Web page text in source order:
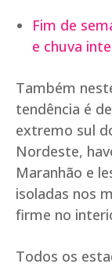
Fim de
e chuva
Também
tendência é
extremo sul
Nordeste,
Maranhão e
isoladas nos
firme no
Todos os